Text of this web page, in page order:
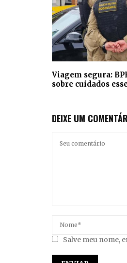
Viagem segura:
sobre cuidados
DEIXE UM
Salve meu nome,